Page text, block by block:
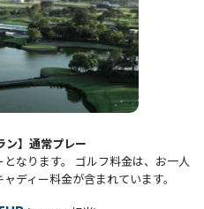
ン】通常プレー
なります。 ゴルフ料金は、お一人
ディー料金が含まれています。